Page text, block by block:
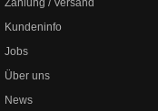
Zahlung / Versand
Kundeninfo
Jobs
Über uns
News